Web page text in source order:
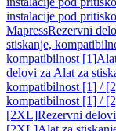
instalacije pod
MapressRezervni
stiskanje,
kompatibilnost [1]
delovi za Alat za
kompatibilnost [1] /
kompatibilnost [1] /
[2XL]Rezervni